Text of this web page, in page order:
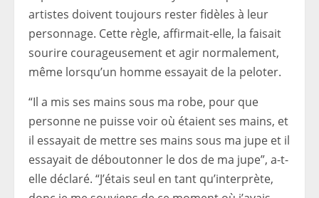
artistes doivent toujours rester fidèles à leur
personnage. Cette règle, affirmait-elle, la faisait
sourire courageusement et agir normalement,
même lorsqu’un homme essayait de la peloter.
“Il a mis ses mains sous ma robe, pour que
personne ne puisse voir où étaient ses mains, et
il essayait de mettre ses mains sous ma jupe et il
essayait de déboutonner le dos de ma jupe”, a-t-
elle déclaré. “J’étais seul en tant qu’interprète,